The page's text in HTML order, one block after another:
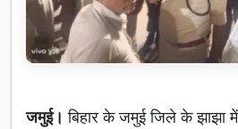
जमुई। बिहार के जमुई जिले के झाझा